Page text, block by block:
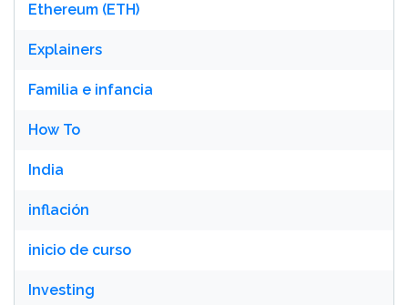
Ethereum (ETH)
Explainers
Familia e infancia
How To
India
inflación
inicio de curso
Investing